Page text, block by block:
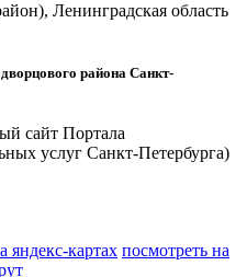
Ленинградская область
района Санкт-
сайт Портала
услуг Санкт-Петербурга)
яндекс-картах посмотреть на